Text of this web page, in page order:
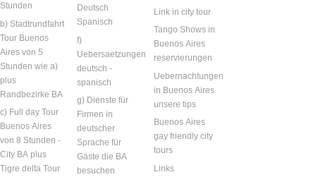
Stunden
b) Stadtrundfahrt
Tour Buenos
Aires von 5
Stunden wie a)
plus
Randbezirke BA
c) Full day Tour
Buenos Aires
von 8 Stunden -
City BA plus
Tigre delta Tour
Deutsch
Spanisch
f)
Uebersaetzungen
deutsch -
spanisch
g) Dienste für
Firmen in
deutscher
Sprache für
Gäste die BA
besuchen
Link in city tour
Tango Shows in
Buenos Aires
reservierungen
Uebernachtungen
in Buenos Aires
unsere tips
Buenos Aires
gay friendly city
tours
Links